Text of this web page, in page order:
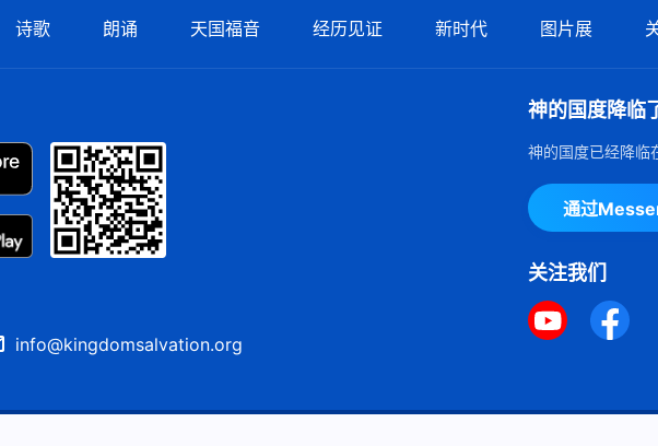
诗歌 朗诵 天国福音 经历见证 新时代 图片展
info@kingdomsalvation.org
神的国度降临
神的国度已经降临
通过
关注我们